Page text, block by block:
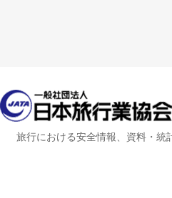
旅行における安全情報、資料・統